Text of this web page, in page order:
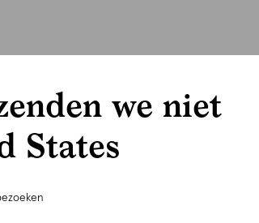
we niet
States